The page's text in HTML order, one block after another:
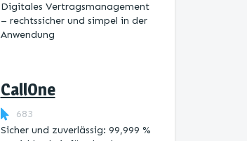
Digitales Vertragsmanagement
– rechtssicher und simpel in der
Anwendung
CallOne
683
Sicher und zuverlässig: 99,999 %